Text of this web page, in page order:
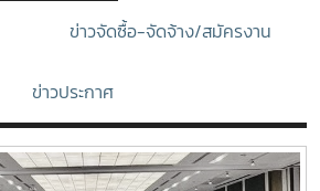
ข่าวจัดซื้อ-จัดจ้าง/สมัครงาน
ข่าวประกาศ